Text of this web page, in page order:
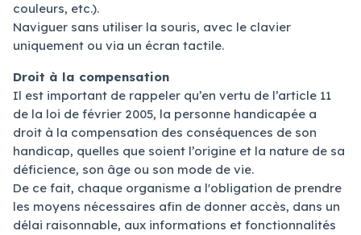
couleurs, etc.).
Naviguer sans utiliser la souris, avec le clavier
uniquement ou via un écran tactile.
Droit à la compensation
Il est important de rappeler qu’en vertu de l’article 11
de la loi de février 2005, la personne handicapée a
droit à la compensation des conséquences de son
handicap, quelles que soient l’origine et la nature de sa
déficience, son âge ou son mode de vie.
De ce fait, chaque organisme a l'obligation de prendre
les moyens nécessaires afin de donner accès, dans un
délai raisonnable, aux informations et fonctionnalités